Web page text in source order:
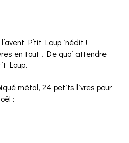
P’tit Loup inédit !
en tout ! De quoi attendre
Loup.
métal, 24 petits livres pour
: